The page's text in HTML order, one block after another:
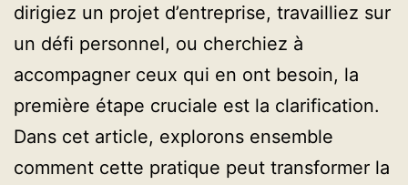
dirigiez un projet d’entreprise, travailliez sur
un défi personnel, ou cherchiez à
accompagner ceux qui en ont besoin, la
première étape cruciale est la clarification.
Dans cet article, explorons ensemble
comment cette pratique peut transformer la